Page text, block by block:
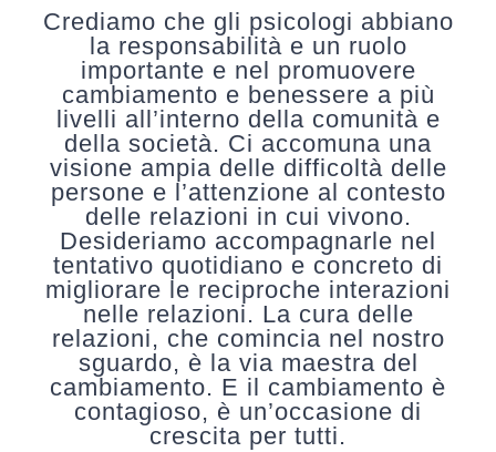
Crediamo che gli psicologi abbiano
la responsabilità e un ruolo
importante e nel promuovere
cambiamento e benessere a più
livelli all’interno della comunità e
della società. Ci accomuna una
visione ampia delle difficoltà delle
persone e l’attenzione al contesto
delle relazioni in cui vivono.
Desideriamo accompagnarle nel
tentativo quotidiano e concreto di
migliorare le reciproche interazioni
nelle relazioni. La cura delle
relazioni, che comincia nel nostro
sguardo, è la via maestra del
cambiamento. E il cambiamento è
contagioso, è un’occasione di
crescita per tutti.